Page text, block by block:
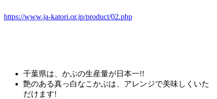
https://www.ja-katori.or.jp/product/02.php
千葉県は、かぶの生産量が日本一!!
艶のある真っ白なこかぶは、アレンジで美味しくいた
だけます!